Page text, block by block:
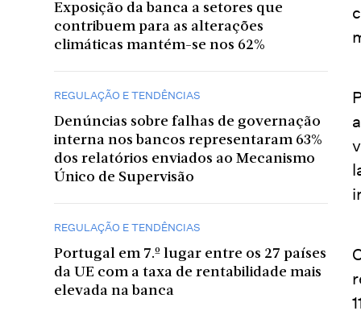
Exposição da banca a setores que
contribuem para as alterações
climáticas mantém-se nos 62%
REGULAÇÃO E TENDÊNCIAS
Denúncias sobre falhas de governação
interna nos bancos representaram 63%
dos relatórios enviados ao Mecanismo
Único de Supervisão
REGULAÇÃO E TENDÊNCIAS
Portugal em 7.º lugar entre os 27 países
da UE com a taxa de rentabilidade mais
elevada na banca